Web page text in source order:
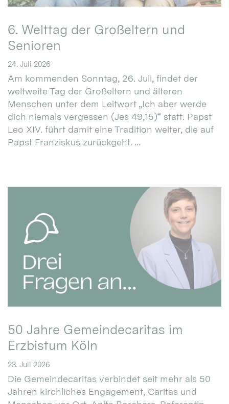
6. Welttag der Großeltern und
Senioren
24. Juli 2026
Am kommenden Sonntag, 26. Juli, findet der
weltweite Tag der Großeltern und älteren
Menschen unter dem Leitwort „Ich aber werde
dich niemals vergessen (Jes 49,15)“ statt. Papst
Leo XIV. führt damit eine Tradition weiter, die auf
Papst Franziskus zurückgeht. ...
50 Jahre Gemeindecaritas im
Erzbistum Köln
23. Juli 2026
Die Gemeindecaritas verbindet seit mehr als 50
Jahren kirchliches Engagement, Caritas und